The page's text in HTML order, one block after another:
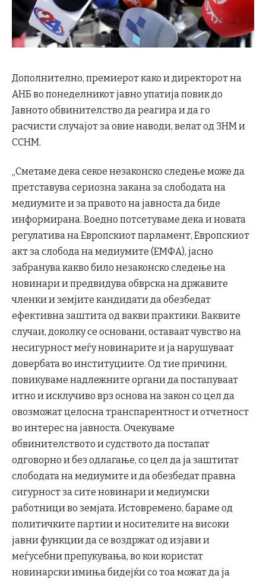
Дополнително, премиерот како и директорот на
АНБ во понеделникот јавно упатија повик до
Јавното обвинителство да реагира и да го
расчисти случајот за овие наводи, велат од ЗНМ и
ССНМ.
„Сметаме дека секое незаконско следење може да
претставува сериозна закана за слободата на
медиумите и за правото на јавноста да биде
информирана. Воедно потсетуваме дека и новата
регулатива на Европскиот парламент, Европскиот
акт за слобода на медиумите (ЕМФА), јасно
забранува какво било незаконско следење на
новинари и предвидува обврска на државите
членки и земјите кандидати да обезбедат
ефективна заштита од вакви практики. Ваквите
случаи, доколку се основани, оставаат чувство на
несигурност меѓу новинарите и ја нарушуваат
довербата во институциите. Од тие причини,
повикуваме надлежните органи да постапуваат
итно и исклучиво врз основа на закон со цел да
овозможат целосна транспарентност и отчетност
во интерес на јавноста. Очекуваме
обвинителството и судството да постапат
одговорно и без одлагање, со цел да ја заштитат
слободата на медиумите и да обезбедат правна
сигурност за сите новинари и медиумски
работници во земјата. Истовремено, бараме од
политичките партии и носителите на високи
јавни функции да се воздржат од изјави и
меѓусебни препукувања, во кои користат
новинарски имиња бидејќи со тоа можат да ја